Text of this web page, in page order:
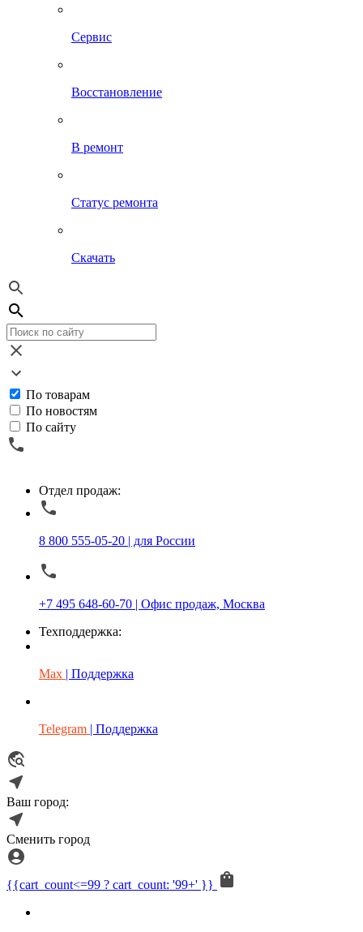
Сервис
Восстановление
В ремонт
Статус ремонта
Скачать
По товарам
По новостям
По сайту
Отдел продаж:
8 800 555-05-20 | для России
+7 495 648-60-70 | Офис продаж, Москва
Техподдержка:
Max | Поддержка
Telegram | Поддержка
Ваш город:
Сменить город
{{cart_count<=99 ? cart_count: '99+' }}